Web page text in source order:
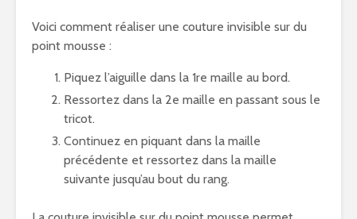
Voici comment réaliser une couture invisible sur du
point mousse :
Piquez l’aiguille dans la 1re maille au bord.
Ressortez dans la 2e maille en passant sous le
tricot.
Continuez en piquant dans la maille
précédente et ressortez dans la maille
suivante jusqu’au bout du rang.